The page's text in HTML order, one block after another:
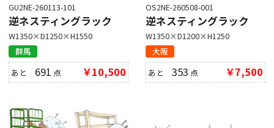
GU2NE-260113-101
逆ネスティングラック
W1350×D1250×H1550
群馬
あと 691 点 ￥10,500
OS2NE-260508-001
逆ネスティングラック
W1350×D1200×H1250
大阪
あと353 点 ￥7,500